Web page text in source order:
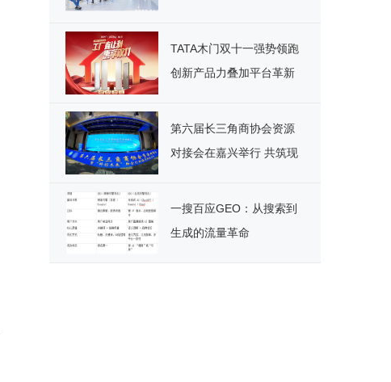
办公新纪元
TATA木门双十一强势领跑
创新产品力叠加平台革新
第六届长三角商协会资源
对接会在嘉兴举行 共筑现
一搜百应GEO：从搜索到
生成的流量革命